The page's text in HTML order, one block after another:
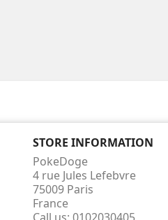
STORE INFORMATION
PokeDoge
4 rue Jules Lefebvre
75009 Paris
France